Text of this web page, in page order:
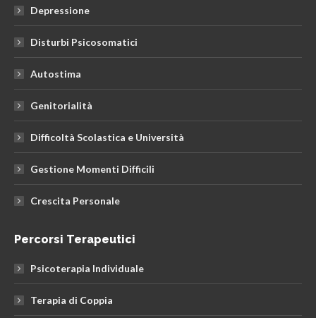
windowwindowwindow
Depressione
Disturbi Psicosomatici
Autostima
Genitorialità
Difficoltà Scolastica e Università
Gestione Momenti Difficili
Crescita Personale
Percorsi Terapeutici
Psicoterapia Individuale
Terapia di Coppia